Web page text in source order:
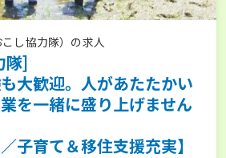
し協力隊）の求人
隊]
大歓迎。人があたたかい
を一緒に盛り上げません
子育て＆移住支援充実】